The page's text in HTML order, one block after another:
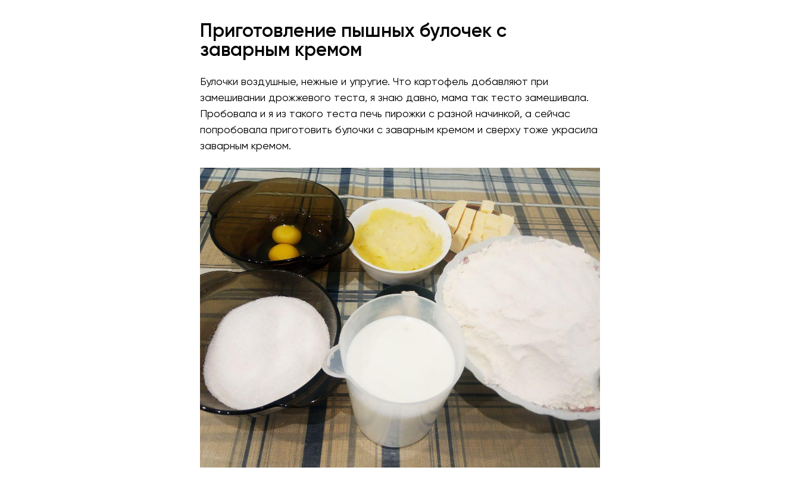
Приготовление пышных булочек с
заварным кремом
Булочки воздушные, нежные и упругие. Что картофель добавляют при
замешивании дрожжевого теста, я знаю давно, мама так тесто замешивала.
Пробовала и я из такого теста печь пирожки с разной начинкой, а сейчас
попробовала приготовить булочки с заварным кремом и сверху тоже украсила
заварным кремом.